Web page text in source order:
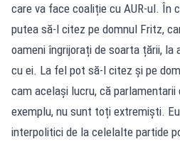
care va face coaliție cu AUR-ul. În
putea să-l citez pe domnul Fritz,
oameni îngrijorați de soarta țării,
cu ei. La fel pot să-l citez și pe
cam același lucru, că parlamentarii
exemplu, nu sunt toți extremiști.
interpolitici de la celelalte partide